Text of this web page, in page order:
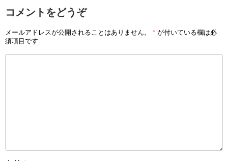
コメントをどうぞ
メールアドレスが公開されることはありません。 * が付いている欄は必
須項目です